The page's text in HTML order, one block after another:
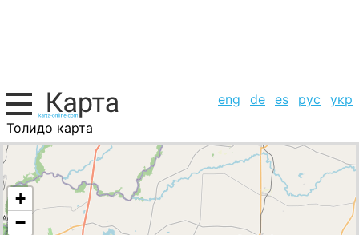
eng de es рус
укр
Толидо карта
Уругвай, список городов
+
−